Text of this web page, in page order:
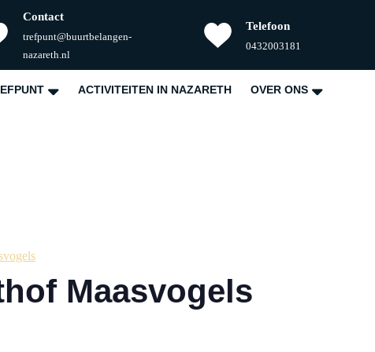
Contact
trefpunt@buurtbelangen-
nazareth.nlE-
mail
Telefoon
0432003181
ACTIVITEITEN IN NAZARETH OVER ONS
Maasvogels